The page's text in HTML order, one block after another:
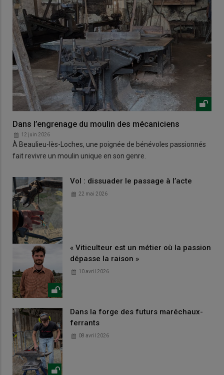
Dans l’engrenage du moulin des mécaniciens
12 juin 2026
À Beaulieu-lès-Loches, une poignée de bénévoles passionnés
fait revivre un moulin unique en son genre.
Vol : dissuader le passage à l’acte
22 mai 2026
« Viticulteur est un métier où la passion
dépasse la raison »
10 avril 2026
Dans la forge des futurs maréchaux-
ferrants
08 avril 2026